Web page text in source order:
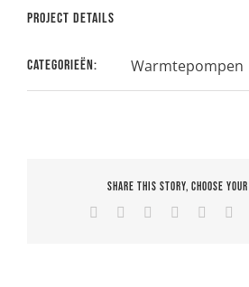
Project details
Categorieën: Warmtepompen
Share This Story, Choose
Facebook Reddit LinkedIn